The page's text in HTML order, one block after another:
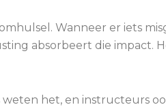
Wanneer er iets
absorbeert die impact.
het, en instructeurs